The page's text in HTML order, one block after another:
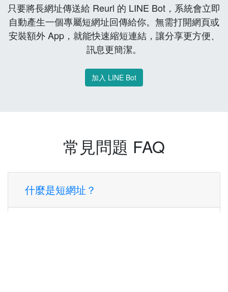
只要將長網址傳送給 Reurl 的 LINE Bot，系統會立即
自動產生一個專屬短網址回傳給你。無需打開網頁或
安裝額外 App，就能快速縮短連結，讓分享更方便、
訊息更簡潔。
加入 LINE Bot
常見問題 FAQ
什麼是短網址？